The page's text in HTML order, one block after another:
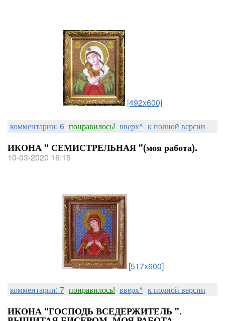
[492x600]
комментарии: 6 понравилось! вверх^ к полной версии
ИКОНА " СЕМИСТРЕЛЬНАЯ "(моя работа).
10-03-2020 16:15
[517x600]
комментарии: 7 понравилось! вверх^ к полной версии
ИКОНА "ГОСПОДЬ ВСЕДЕРЖИТЕЛЬ ".